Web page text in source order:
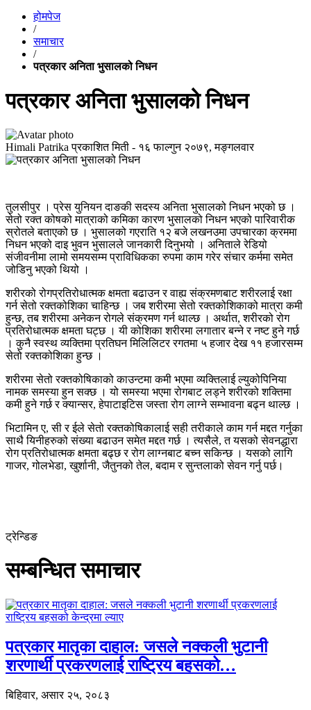
होमपेज
/
समाचार
/
पत्रकार अनिता भुसालको निधन
पत्रकार अनिता भुसालको निधन
Himali Patrika प्रकाशित मिती - १६ फाल्गुन २०७९, मङ्गलवार
तुलसीपुर । प्रेस युनियन दाङकी सदस्य अनिता भुसालको निधन भएको छ ।
सेतो रक्त कोषको मात्राको कमिका कारण भुसालको निधन भएको पारिवारीक
स्रोतले बताएको छ । भुसालको गएराति १२ बजे लखनउमा उपचारका क्रममा
निधन भएको दाइ भुवन भुसालले जानकारी दिनुभयो । अनिताले रेडियो
संजीवनीमा लामो समयसम्म प्राविधिकका रुपमा काम गरेर संचार कर्ममा समेत
जोडिनु भएको थियो ।
शरीरको रोगप्रतिरोधात्मक क्षमता बढाउन र वाह्य संक्रमणबाट शरीरलाई रक्षा
गर्न सेतो रक्तकोशिका चाहिन्छ । जब शरीरमा सेतो रक्तकोशिकाको मात्रा कमी
हुन्छ, तब शरीरमा अनेकन रोगले संक्रमण गर्न थाल्छ । अर्थात, शरीरको रोग
प्रतिरोधात्मक क्षमता घट्छ । यी कोशिका शरीरमा लगातार बन्ने र नष्ट हुने गर्छ
। कुनै स्वस्थ व्यक्तिमा प्रतिघन मिलिलिटर रगतमा ५ हजार देख ११ हजारसम्म
सेतो रक्तकोशिका हुन्छ ।
शरीरमा सेतो रक्तकोषिकाको काउन्टमा कमी भएमा व्यक्तिलाई ल्युकोपिनिया
नामक समस्या हुन सक्छ । यो समस्या भएमा रोगबाट लड्ने शरीरको शक्तिमा
कमी हुने गर्छ र क्यान्सर, हेपाटाइटिस जस्ता रोग लाग्ने सम्भावना बढ्न थाल्छ ।
भिटामिन ए, सी र ईले सेतो रक्तकोषिकालाई सही तरीकाले काम गर्न मद्दत गर्नुका
साथै यिनीहरुको संख्या बढाउन समेत मद्दत गर्छ । त्यसैले, त यसको सेवनद्धारा
रोग प्रतिरोधात्मक क्षमता बढ्छ र रोग लाग्नबाट बच्न सकिन्छ । यसको लागि
गाजर, गोलभेडा, खुर्शानी, जैतुनको तेल, बदाम र सुन्तलाको सेवन गर्नु पर्छ।
ट्रेन्डिङ
सम्बन्धित समाचार
पत्रकार मातृका दाहाल: जसले नक्कली भुटानी
शरणार्थी प्रकरणलाई राष्ट्रिय बहसको…
बिहिवार, असार २५, २०८३